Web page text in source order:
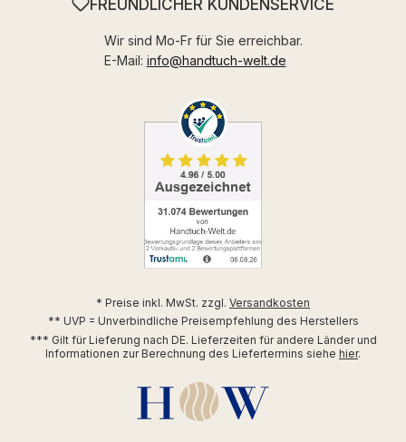
FREUNDLICHER KUNDENSERVICE
Wir sind Mo-Fr für Sie erreichbar.
E-Mail: info@handtuch-welt.de
* Preise inkl. MwSt. zzgl. Versandkosten
** UVP = Unverbindliche Preisempfehlung des Herstellers
*** Gilt für Lieferung nach DE. Lieferzeiten für andere Länder und
Informationen zur Berechnung des Liefertermins siehe hier.